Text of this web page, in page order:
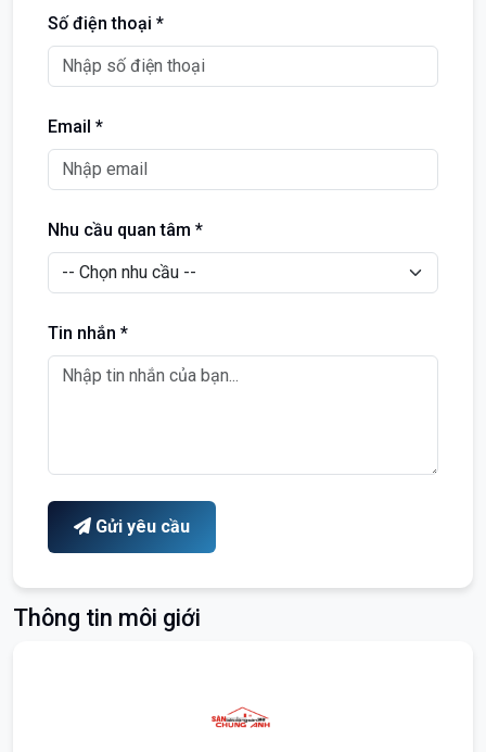
Số điện thoại *
Email *
Nhu cầu quan tâm *
Tin nhắn *
Gửi yêu cầu
Thông tin môi giới